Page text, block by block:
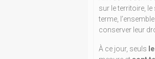
sur le territoire,
terme,
conserver leur
À ce jour, seuls